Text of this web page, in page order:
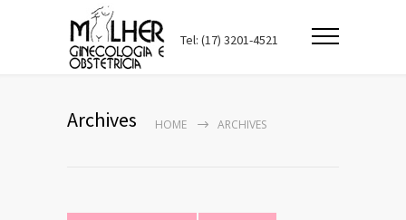
Tel: (17) 3201-4521
Archives HOME ARCHIVES